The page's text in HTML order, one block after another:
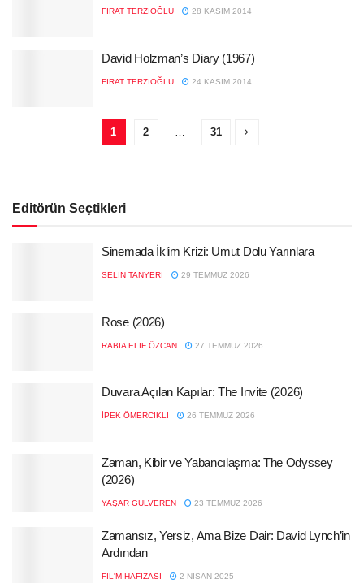
FIRAT TERZIOĞLU 28 KASIM 2014
David Holzman’s Diary (1967)
FIRAT TERZIOĞLU 24 KASIM 2014
1 2 … 31
Editörün Seçtikleri
Sinemada İklim Krizi: Umut Dolu Yarınlara
SELIN TANYERI 29 TEMMUZ 2026
Rose (2026)
RABIA ELIF ÖZCAN 27 TEMMUZ 2026
Duvara Açılan Kapılar: The Invite (2026)
İPEK ÖMERCIKLI 26 TEMMUZ 2026
Zaman, Kibir ve Yabancılaşma: The Odyssey
(2026)
YAŞAR GÜLVEREN 23 TEMMUZ 2026
Zamansız, Yersiz, Ama Bize Dair: David Lynch’in
Ardından
FIL'M HAFIZASI 2 NISAN 2025